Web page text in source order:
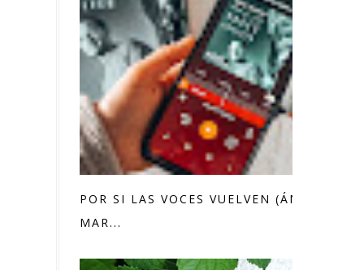
POR SI LAS VOCES VUELVEN (ÁNGEL
MAR...